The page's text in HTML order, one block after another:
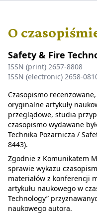
O
Safety & Fire
ISSN (print) 2657-8808
ISSN (electronic) 2658-
Czasopismo
oryginalne artykuły
przeglądowe, studia
czasopismo wydawane
Technika Pożarnicza /
8443).
Zgodnie z Komunikatem
sprawie wykazu
materiałów z konferencji
artykułu naukowego w
Technology”
naukowego autora.